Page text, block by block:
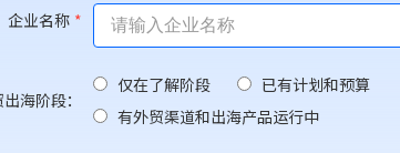
企业名称 *
海阶段：
仅在了解阶段
已有计划和预算
有外贸渠道和出海产品运行中